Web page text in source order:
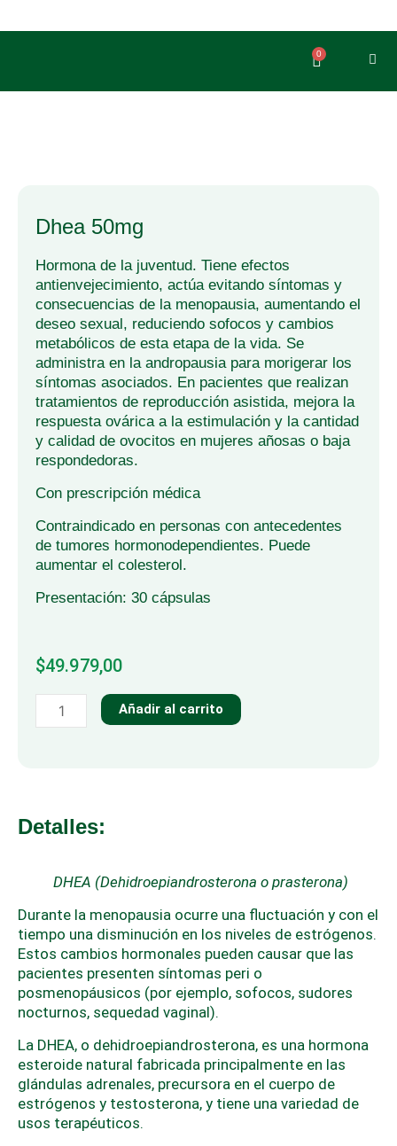
contenido
0
Carrito
dhea 50mg
Hormona de la juventud. Tiene efectos
antienvejecimiento, actúa evitando síntomas y
consecuencias de la menopausia, aumentando el
deseo sexual, reduciendo sofocos y cambios
metabólicos de esta etapa de la vida. Se
administra en la andropausia para morigerar los
síntomas asociados. En pacientes que realizan
tratamientos de reproducción asistida, mejora la
respuesta ovárica a la estimulación y la cantidad
y calidad de ovocitos en mujeres añosas o baja
respondedoras.
Con prescripción médica
Contraindicado en personas con antecedentes
de tumores hormonodependientes. Puede
aumentar el colesterol.
Presentación: 30 cápsulas
$49.979,00
DHEA
50mg
cantidad
Añadir al carrito
Detalles:
DHEA (Dehidroepiandrosterona o prasterona)
Durante la menopausia ocurre una fluctuación y con el
tiempo una disminución en los niveles de estrógenos.
Estos cambios hormonales pueden causar que las
pacientes presenten síntomas peri o
posmenopáusicos (por ejemplo, sofocos, sudores
nocturnos, sequedad vaginal).
La DHEA, o dehidroepiandrosterona, es una hormona
esteroide natural fabricada principalmente en las
glándulas adrenales, precursora en el cuerpo de
estrógenos y testosterona, y tiene una variedad de
usos terapéuticos.